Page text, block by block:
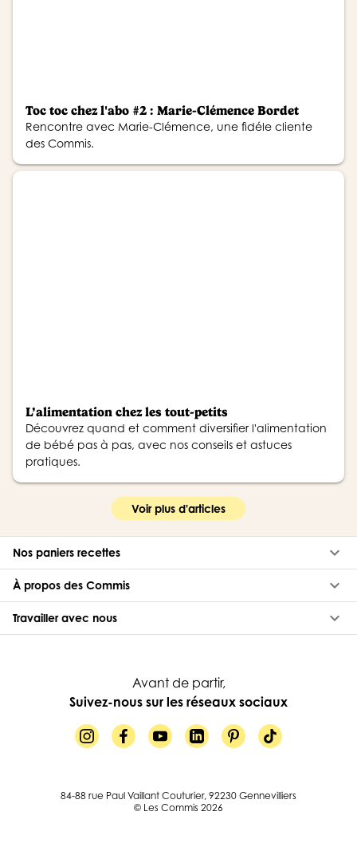
Toc toc chez l'abo #2 : Marie-Clémence Bordet
Rencontre avec Marie-Clémence, une fidéle cliente
des Commis.
L’alimentation chez les tout-petits
Découvrez quand et comment diversifier l'alimentation
de bébé pas à pas, avec nos conseils et astuces
pratiques.
Voir plus d'articles
Nos paniers recettes keyboard_arrow_down
À propos des Commis keyboard_arrow_down
Travailler avec nous keyboard_arrow_down
Avant de partir,
Suivez-nous sur les réseaux sociaux
84-88 rue Paul Vaillant Couturier, 92230 Gennevilliers
© Les Commis 2026